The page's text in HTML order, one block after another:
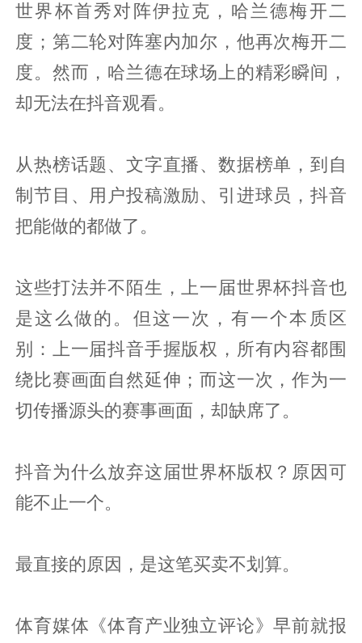
世界杯首秀对阵伊拉克，哈兰德梅开二
度；第二轮对阵塞内加尔，他再次梅开二
度。然而，哈兰德在球场上的精彩瞬间，
却无法在抖音观看。
从热榜话题、文字直播、数据榜单，到自
制节目、用户投稿激励、引进球员，抖音
把能做的都做了。
这些打法并不陌生，上一届世界杯抖音也
是这么做的。但这一次，有一个本质区
别：上一届抖音手握版权，所有内容都围
绕比赛画面自然延伸；而这一次，作为一
切传播源头的赛事画面，却缺席了。
抖音为什么放弃这届世界杯版权？原因可
能不止一个。
最直接的原因，是这笔买卖不划算。
体育媒体《体育产业独立评论》早前就报